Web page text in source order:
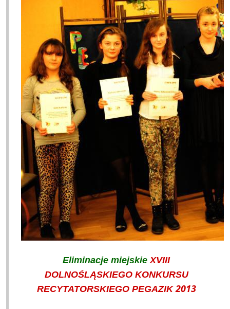
Eliminacje miejskie XVIII
DOLNOŚLĄSKIEGO KONKURSU
RECYTATORSKIEGO PEGAZIK2013